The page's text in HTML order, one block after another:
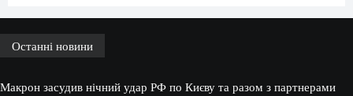
Останні новини
Макрон засудив нічний удар РФ по Києву та разом з партнерами